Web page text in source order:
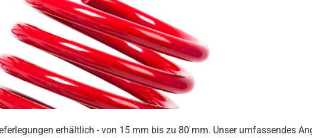
erhältlich - von 15 mm bis zu 80 mm. Unser umfassendes